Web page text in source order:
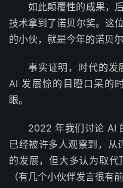
如此颠覆性的成果，
技术拿到了诺贝尔奖。这
的小伙，就是今年的诺贝
事实证明，时代的发
AI 发展惊的目瞪口呆的
眼。
2022 年我们讨论 AI
已经被许多人观察到，从
的发展，但大多认为取代
（有几个小伙伴发言很有